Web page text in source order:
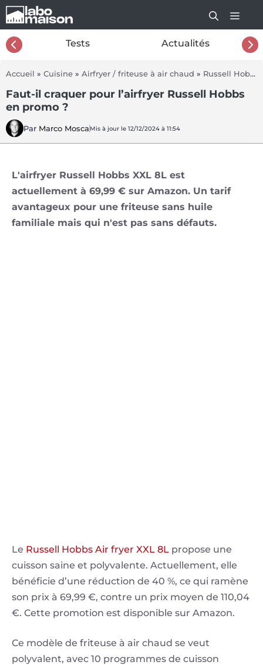
Aller
au
contenu
Tests Actualités
Accueil » Cuisine » Airfryer / friteuse à air chaud » Russell Hobbs Airfryer XXL SatisFry 27170-56w
Faut-il craquer pour l’airfryer Russell Hobbs
en promo ?
Par Marco Mosca Mis à jour le 12/12/2024 à 11:54
L'airfryer Russell Hobbs XXL 8L est
actuellement à 69,99 € sur Amazon. Un tarif
avantageux pour une friteuse sans huile
familiale mais qui n'est pas sans défauts.
Le Russell Hobbs Air fryer XXL 8L propose une
cuisson saine et polyvalente. Actuellement, elle
bénéficie d’une réduction de 40 %, ce qui ramène
son prix à 69,99 €, contre un prix moyen de 110,04
€. Cette promotion est disponible sur Amazon.
Ce modèle de friteuse à air chaud se veut
polyvalent, avec 10 programmes de cuisson